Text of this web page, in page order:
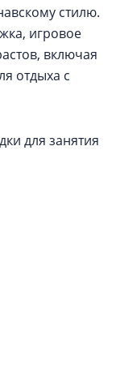
стилю.
игровое
включая
отдыха с
для занятия